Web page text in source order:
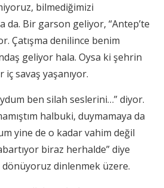
bilmediğimizi
da. Bir garson geliyor, “Antep’te
Çatışma denilince benim
geliyor hala. Oysa ki şehrin
savaş yaşanıyor.
ben silah seslerini…” diyor.
halbuki, duymamaya da
yine de o kadar vahim değil
biraz herhalde” diye
dinlenmek üzere.